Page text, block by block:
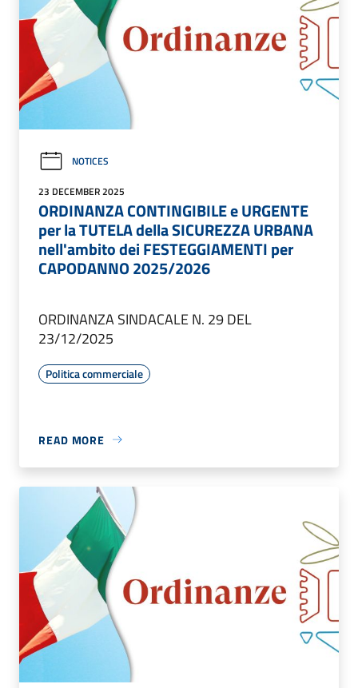
NOTICES
23 DECEMBER 2025
ORDINANZA CONTINGIBILE e URGENTE
per la TUTELA della SICUREZZA URBANA
nell'ambito dei FESTEGGIAMENTI per
CAPODANNO 2025/2026
ORDINANZA SINDACALE N. 29 DEL
23/12/2025
Politica commerciale
READ MORE